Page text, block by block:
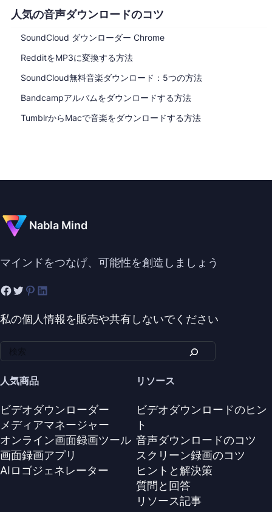
人気の音声ダウンロードのコツ
SoundCloud ダウンローダー Chrome
RedditをMP3に変換する方法
SoundCloud無料音楽ダウンロード：5つの方法
Bandcampアルバムをダウンロードする方法
TumblrからMacで音楽をダウンロードする方法
Nabla Mind
マインドをつなげ、可能性を創造しましょう
私の個人情報を販売や共有しないでください
人気商品
ビデオダウンローダー
メディアマネージャー
オンライン画面録画ツール
画面録画アプリ
AIロゴジェネレーター
リソース
ビデオダウンロードのヒン
ト
音声ダウンロードのコツ
スクリーン録画のコツ
ヒントと解決策
質問と回答
リソース記事